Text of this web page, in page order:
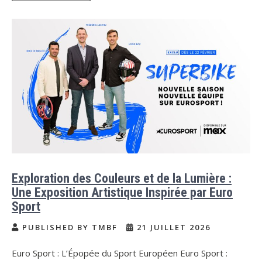
Exploration des Couleurs et de la Lumière :
Une Exposition Artistique Inspirée par Euro
Sport
PUBLISHED BY TMBF 21 JUILLET 2026
Euro Sport : L’Épopée du Sport Européen Euro Sport :